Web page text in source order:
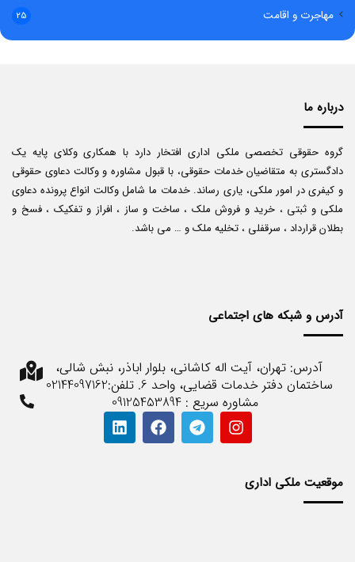
مهاجرت و اقامت 25
درباره ما
گروه حقوقی تخصصی ملکی اداری افتخار دارد با همکاری وکلای پایه یک
دادگستری به متقاضیان خدمات حقوقی، با قبول مشاوره و وکالت دعاوی حقوقی
و کیفری در امور ملکی، یاری رساند. خدمات ما شامل وکالت انواع پرونده دعاوی
ملکی و ثبتی ، خرید و فروش ملک ، ساخت و ساز ، افراز و تفکیک ، فسخ و
بطلان قرارداد ، سرقفلی ، تخلیه ملک و … می باشد.
آدرس و شبکه های اجتماعی
آدرس: تهران، آیت اله کاشانی، بلوار اباذر، نبش شالی،
ساختمان دفتر خدمات قضایی، واحد 6. تلفن:02144097162
مشاوره سریع : 09125453894
موقعیت ملکی اداری